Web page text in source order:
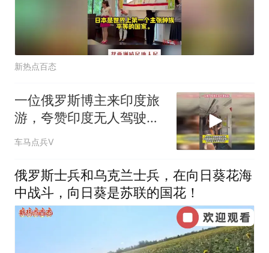
新热点百态
一位俄罗斯博主来印度旅
游，夸赞印度无人驾驶专
列
车马点兵V
俄罗斯士兵和乌克兰士兵，在向日葵花海
中战斗，向日葵是苏联的国花！